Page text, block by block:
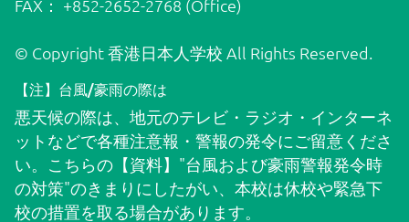
通学バス
ダウンロード
FAX： +852-2652-2768 (Office)
© Copyright 香港日本人学校 All Rights Reserved.
【注】台風/豪雨の際は
悪天候の際は、地元のテレビ・ラジオ・インターネ
ットなどで各種注意報・警報の発令にご留意くださ
い。こちらの 【資料】"台風および豪雨警報発令時
の対策"のきまりにしたがい、本校は休校や緊急下
校の措置を取る場合があります。